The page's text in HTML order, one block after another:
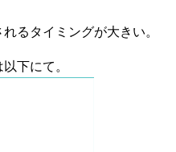
るタイミングが大きい。
下にて。